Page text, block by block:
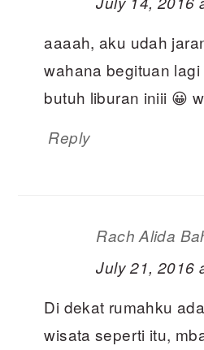
aaaah, aku udah
wahana begituan lagi
butuh liburan iniii 😀
Reply
Rach Alida
July 21, 2016
Di dekat rumahku
wisata seperti itu,